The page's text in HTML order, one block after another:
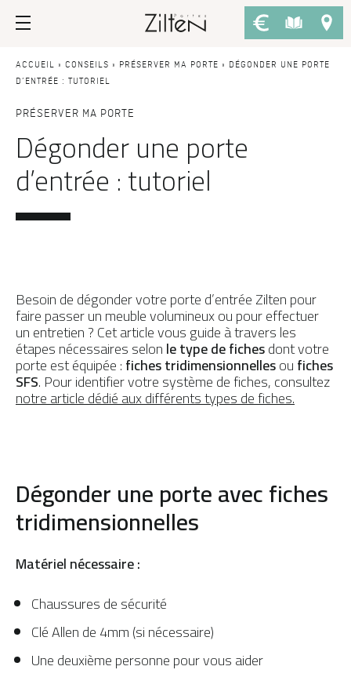
Nos portes d’entrée
PAR TYPE
Porte d’entrée
Porte de service
Portes d'entrée modernes
Portes d’entrée traditionnelles
Portes d’entrée vitrées
PAR MATÉRIAU
Portes d’entrée Aluminium
Portes d'entrée Mixte
Portes d’entrée Bois
Conseils
LE CHOIX
Savoir-faire
Design
Usage
Fiscalité
L'ENTRETIEN
Préserver ma porte
ACCUEIL » CONSEILS » PRÉSERVER MA PORTE » DÉGONDER UNE PORTE
D’ENTRÉE : TUTORIEL
PRÉSERVER MA PORTE
Dégonder une porte
d’entrée : tutoriel
Besoin de dégonder votre porte d’entrée Zilten pour
faire passer un meuble volumineux ou pour effectuer
un entretien ? Cet article vous guide à travers les
étapes nécessaires selonle type de fichesdont votre
porte est équipée :fiches tridimensionnellesoufiches
SFS. Pour identifier votre système de fiches, consultez
notre article dédié aux différents types de fiches.
Dégonder une porte avec fiches
tridimensionnelles
Matériel nécessaire :
Chaussures de sécurité
Clé Allen de 4mm (si nécessaire)
Une deuxième personne pour vous aider